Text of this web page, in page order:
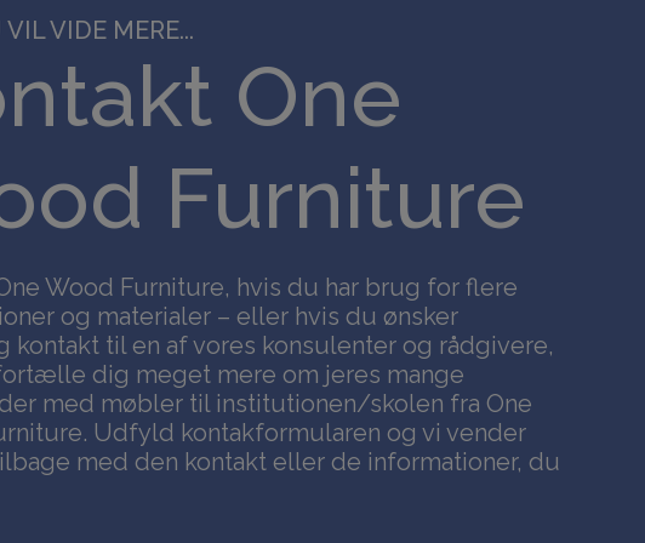
VIDE MERE...
One
Furniture
Wood Furniture, hvis du har brug for flere
og materialer – eller hvis du ønsker
kontakt til en af vores konsulenter og rådgivere,
dig meget mere om jeres mange
med møbler til institutionen/skolen fra One
Udfyld kontakformularen og vi vender
med den kontakt eller de informationer, du